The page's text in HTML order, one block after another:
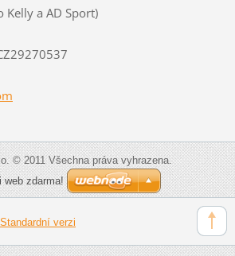
Kelly a AD Sport)
© 2011 Všechna práva vyhrazena.
web zdarma!
Standardní verzi